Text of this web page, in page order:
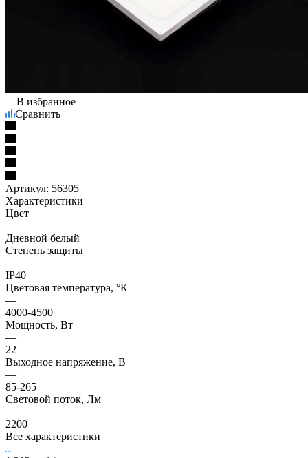
В избранное
Сравнить
Артикул: 56305
Характеристики
Цвет
—
Дневной белый
Степень защиты
—
IP40
Цветовая температура, °К
—
4000-4500
Мощность, Вт
—
22
Выходное напряжение, В
—
85-265
Световой поток, Лм
—
2200
Все характеристики